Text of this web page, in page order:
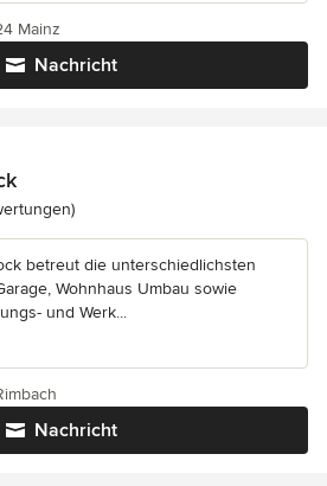
Nachricht
Mainz
5 von 5 Sternen
betreut die unterschiedlichsten
Wohnhaus Umbau sowie
und Werk...
Nachricht